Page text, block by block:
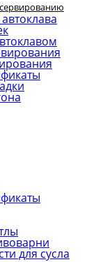
для сусла